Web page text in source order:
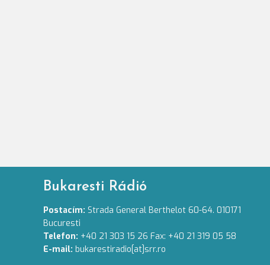
Bukaresti Rádió
Postacím: Strada General Berthelot 60-64. 010171
Bucuresti
Telefon: +40 21 303 15 26 Fax: +40 21 319 05 58
E-mail: bukarestiradio[at]srr.ro